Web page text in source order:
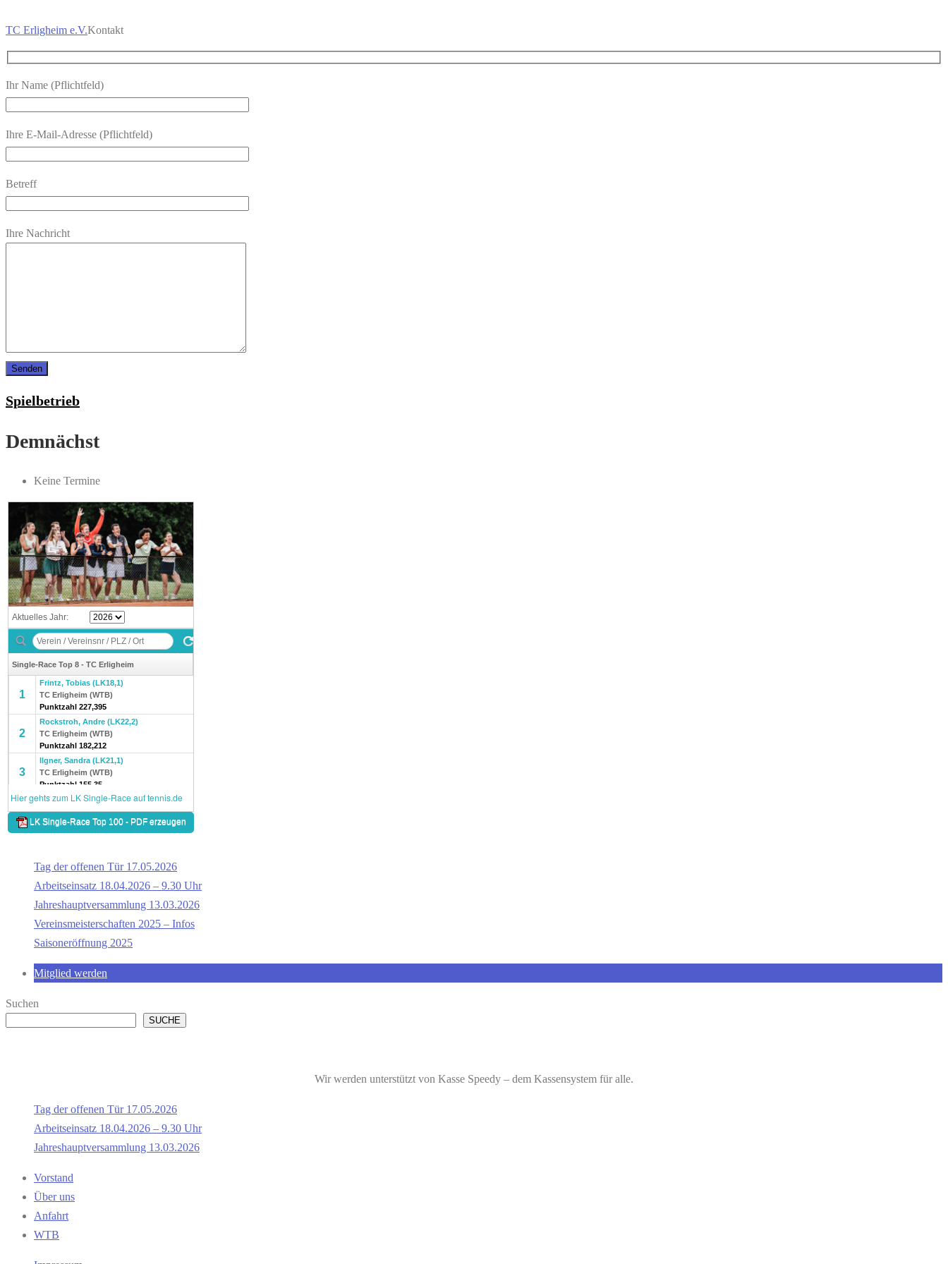
TC Erligheim e.V.Kontakt
Ihr Name (Pflichtfeld)
Ihre E-Mail-Adresse (Pflichtfeld)
Betreff
Ihre Nachricht
Spielbetrieb
Demnächst
Keine Termine
Tag der offenen Tür 17.05.2026
Arbeitseinsatz 18.04.2026 – 9.30 Uhr
Jahreshauptversammlung 13.03.2026
Vereinsmeisterschaften 2025 – Infos
Saisoneröffnung 2025
Mitglied werden
Suchen
SUCHE
Wir werden unterstützt von Kasse Speedy – dem Kassensystem für alle.
Tag der offenen Tür 17.05.2026
Arbeitseinsatz 18.04.2026 – 9.30 Uhr
Jahreshauptversammlung 13.03.2026
Vorstand
Über uns
Anfahrt
WTB